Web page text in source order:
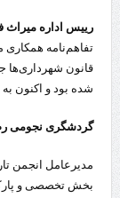
رییس اداره
شده بود و اکنون
گردشگری نجومی
مدیرعامل انجمن
بخش تخصصی و